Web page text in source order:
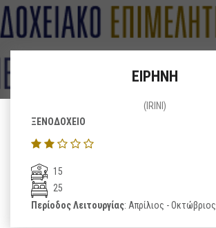
ΕΙΡΗΝΗ
(IRINI)
ΞΕΝΟΔΟΧΕΙΟ
15
25
Περίοδος Λειτουργίας: Απρίλιος - Οκτώβριος